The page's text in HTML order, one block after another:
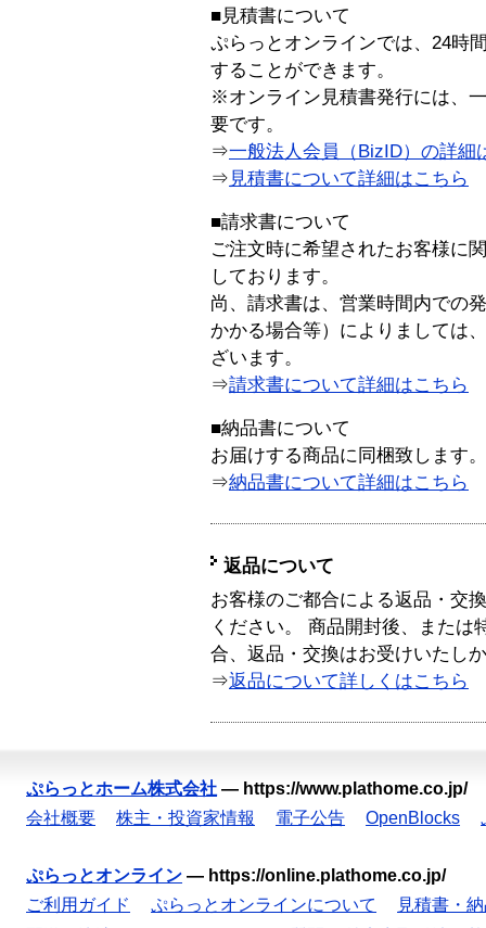
■見積書について
ぷらっとオンラインでは、24時
することができます。
※オンライン見積書発行には、
要です。
⇒一般法人会員（BizID）の詳細
⇒ 見積書について詳細はこちら
■請求書について
ご注文時に希望されたお客様に
しております。
尚、請求書は、営業時間内での
かかる場合等）によりましては
ざいます。
⇒請求書について詳細はこちら
■納品書について
お届けする商品に同梱致します。
⇒納品書について詳細はこちら
返品について
お客様のご都合による返品・交
ください。 商品開封後、または
合、返品・交換はお受けいたし
⇒返品について詳しくはこちら
ぷらっとホーム株式会社 — https://www.plathome.co.jp/
会社概要
株主・投資家情報 電子公告 OpenBlocks
ぷらっとオンライン — https://online.plathome.co.jp/
ご利用ガイド
ぷらっとオンラインについて
見積書・